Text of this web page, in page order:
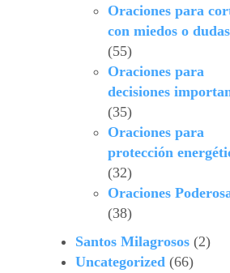
Oraciones para
con miedos o dudas
(55)
Oraciones para
decisiones
(35)
Oraciones para
protección
(32)
Oraciones
(38)
Santos Milagrosos(2)
Uncategorized(66)